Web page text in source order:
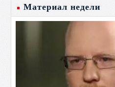
Материал недели